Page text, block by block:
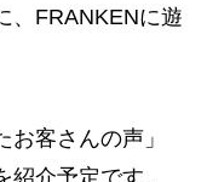
、FRANKENに遊
客さんの声」